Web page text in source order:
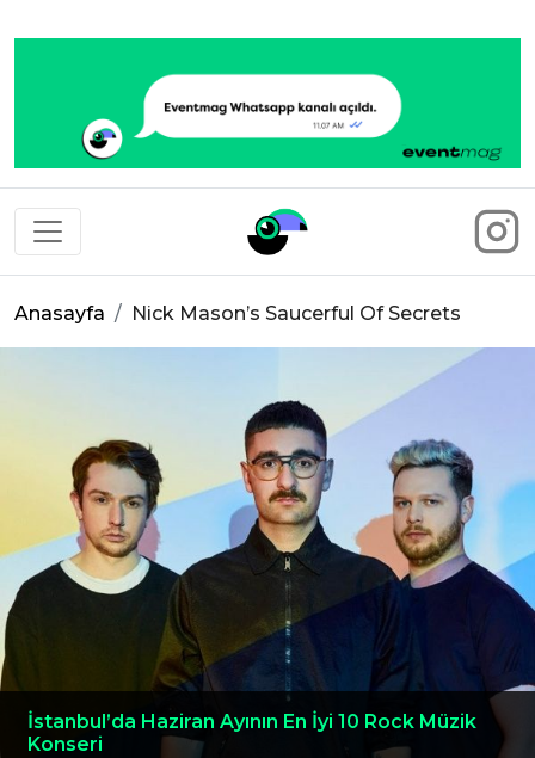
Eventmag
Anasayfa Nick Mason’s Saucerful Of Secrets
İstanbul’da Haziran Ayının En İyi 10 Rock Müzik
Konseri